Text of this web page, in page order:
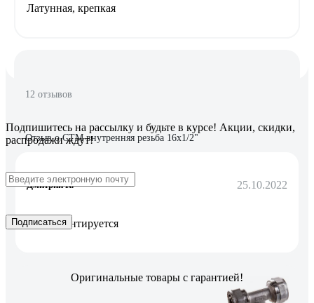
Латунная, крепкая
12 отзывов
Отзыв о СТМ внутренняя резьба 16х1/2"
Дмитрий К. 25.10.2022
Легко монтируется
Подпишитесь на рассылку и будьте в курсе! Акции, скидки,
распродажи ждут!
Подписаться
Оригинальные товары с гарантией!